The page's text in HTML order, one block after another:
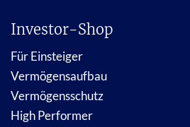
Investor-Shop
Für Einsteiger
Vermögensaufbau
Vermögensschutz
High Performer